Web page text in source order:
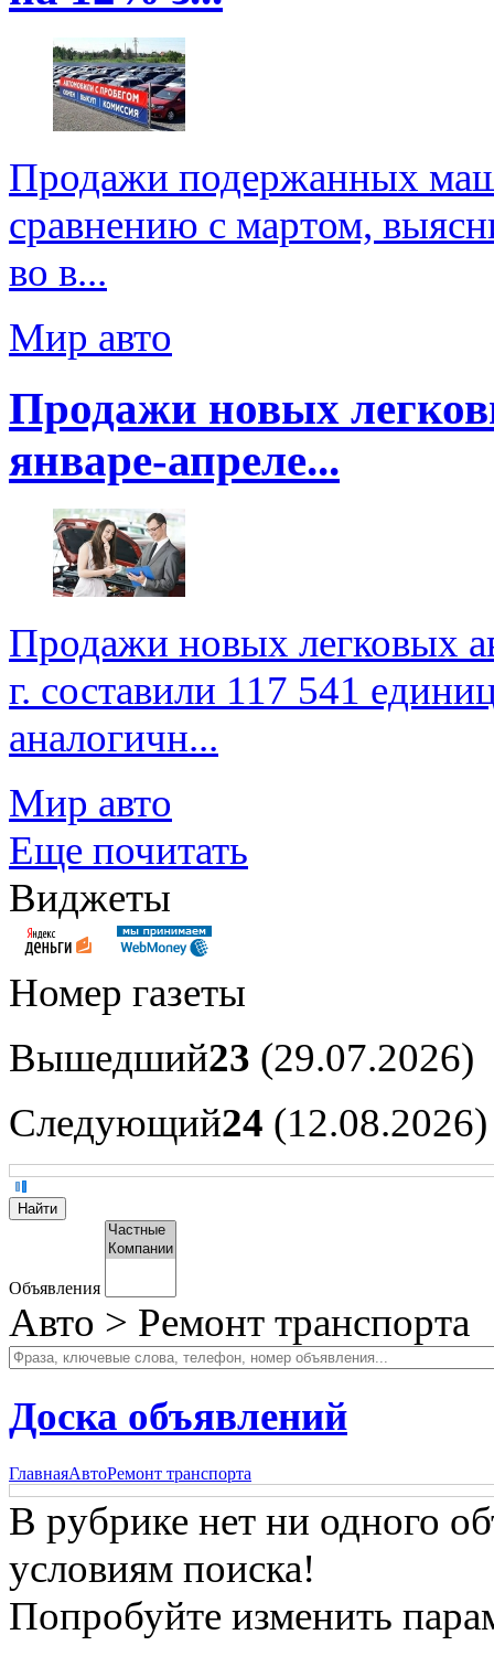
Продажи подержанных
сравнению с мартом,
во в...
Мир авто
Продажи новых
январе-апреле...
Продажи новых легковых
г. составили 117 541
аналогичн...
Мир авто
Еще почитать
Виджеты
Номер газеты
Вышедший23 (29.07.2026)
Следующий24 (12.08.2026)
Объявления
Авто > Ремонт транспорта
Доска объявлений
ГлавнаяАвтоРемонт транспорта
В рубрике нет ни одного
условиям поиска!
Попробуйте изменить